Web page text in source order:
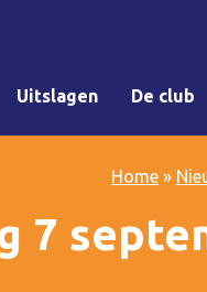
Uitslagen De club
Home »
7